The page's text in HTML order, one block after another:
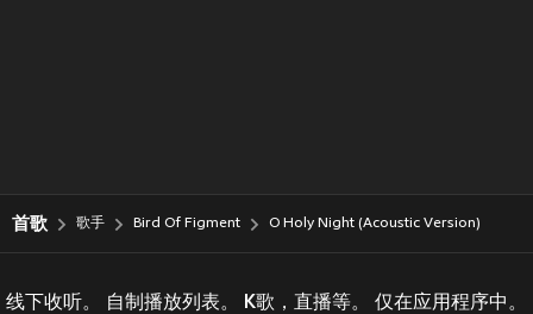
首歌 歌手 Bird Of Figment O Holy Night (Acoustic Version)
线下收听。 自制播放列表。 K歌，直播等。 仅在应用程序中。